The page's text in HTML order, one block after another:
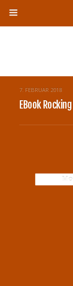
7. FEBRUAR 2018
EBook